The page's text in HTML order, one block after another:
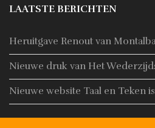
LAATSTE BERICHTEN
Heruitgave Renout van
Nieuwe druk van Het
Nieuwe website Taal en Teken